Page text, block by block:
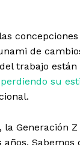
de
trabajo
perdiendo su
la Generación
años. Sabemos